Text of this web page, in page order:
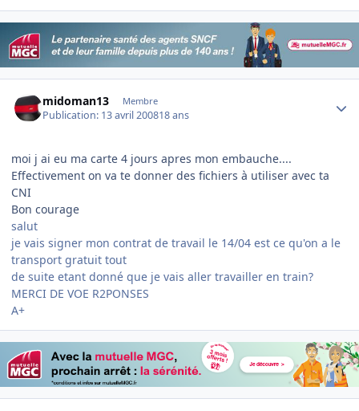
midoman13 Membre
Publication: 13 avril 200818 ans
moi j ai eu ma carte 4 jours apres mon embauche....
Effectivement on va te donner des fichiers à utiliser avec ta
CNI
Bon courage
salut
je vais signer mon contrat de travail le 14/04 est ce qu'on a le
transport gratuit tout
de suite etant donné que je vais aller travailler en train?
MERCI DE VOE R2PONSES
A+